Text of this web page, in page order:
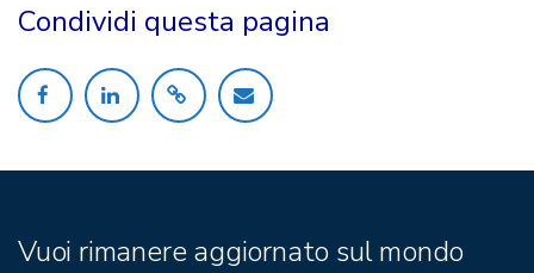
Condividi questa pagina
Vuoi rimanere aggiornato sul mondo